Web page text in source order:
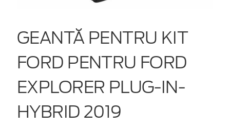
GEANTĂ PENTRU KIT
FORD PENTRU FORD
EXPLORER PLUG-IN-
HYBRID 2019